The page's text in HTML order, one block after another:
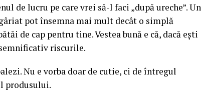
de lucru pe care vrei să-l faci „după ureche”. Un
pot însemna mai mult decât o simplă
de cap pentru tine. Vestea bună e că, dacă ești
riscurile.
Nu e vorba doar de cutie, ci de întregul
produsului.